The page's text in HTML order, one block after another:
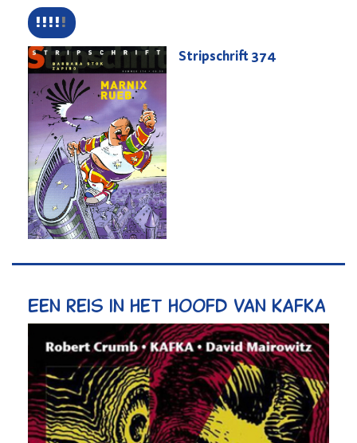
Stripschrift374
Een reis in het hoofd van Kafka